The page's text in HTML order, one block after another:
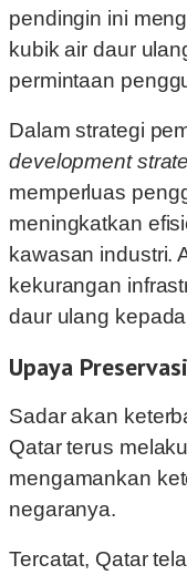
pendingin ini
kubik air daur
permintaan
Dalam strategi
development
memperluas
meningkatkan
kawasan industri.
kekurangan
daur ulang
Upaya Preservasi
Sadar akan
Qatar terus
mengamankan
negaranya.
Tercatat, Qatar